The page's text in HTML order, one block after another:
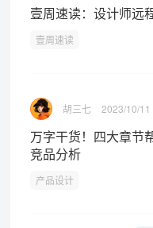
壹周速读：设计师远
壹周速读
胡三七 2023/10/11
万字干货！四大章节
竞品分析
产品设计